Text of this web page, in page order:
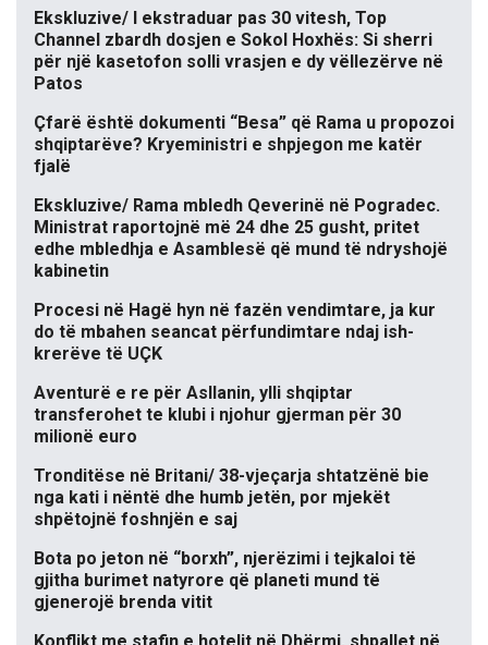
Ekskluzive/ I ekstraduar pas 30 vitesh, Top
Channel zbardh dosjen e Sokol Hoxhës: Si sherri
për një kasetofon solli vrasjen e dy vëllezërve në
Patos
Çfarë është dokumenti “Besa” që Rama u propozoi
shqiptarëve? Kryeministri e shpjegon me katër
fjalë
Ekskluzive/ Rama mbledh Qeverinë në Pogradec.
Ministrat raportojnë më 24 dhe 25 gusht, pritet
edhe mbledhja e Asamblesë që mund të ndryshojë
kabinetin
Procesi në Hagë hyn në fazën vendimtare, ja kur
do të mbahen seancat përfundimtare ndaj ish-
krerëve të UÇK
Aventurë e re për Asllanin, ylli shqiptar
transferohet te klubi i njohur gjerman për 30
milionë euro
Tronditëse në Britani/ 38-vjeçarja shtatzënë bie
nga kati i nëntë dhe humb jetën, por mjekët
shpëtojnë foshnjën e saj
Bota po jeton në “borxh”, njerëzimi i tejkaloi të
gjitha burimet natyrore që planeti mund të
gjenerojë brenda vitit